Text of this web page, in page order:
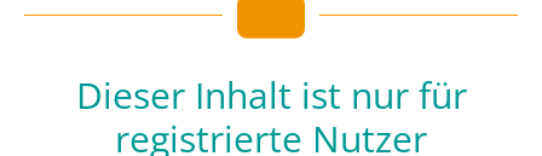
Dieser Inhalt ist nur für
registrierte Nutzer